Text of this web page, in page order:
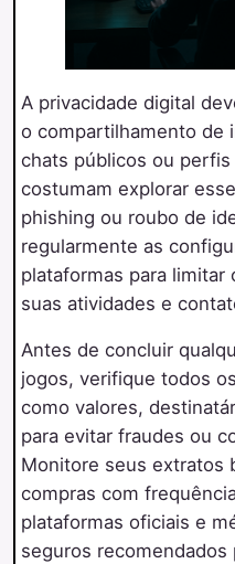
A privacidade digital
o compartilhamento de
chats públicos ou
costumam explorar
phishing ou roubo de
regularmente as
plataformas para limitar
suas atividades e
Antes de concluir
jogos, verifique todos
como valores,
para evitar fraudes ou
Monitore seus extratos
compras com
plataformas oficiais e
seguros